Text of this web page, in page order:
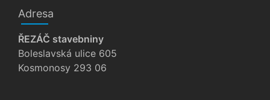
Adresa
ŘEZÁČ stavebniny
Boleslavská ulice 605
Kosmonosy 293 06